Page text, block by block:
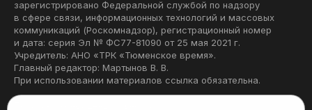
зарегистрировано Федеральной службой по надзору
в сфере связи, информационных технологий и массовых
коммуникаций (Роскомнадзор), регистрационный номер
и дата: серия Эл № ФС77-81090 от 25 мая 2021 г.
Учредитель: АНО «ТРК «Тюменское время».
Главный редактор: Мартынов В. В.
При использовании материалов ссылка обязательна.